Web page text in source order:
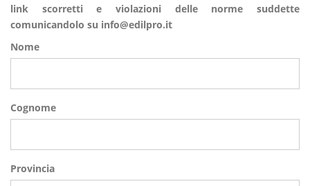
link scorretti e violazioni delle norme suddette
comunicandolo su info@edilpro.it
Nome
Cognome
Provincia